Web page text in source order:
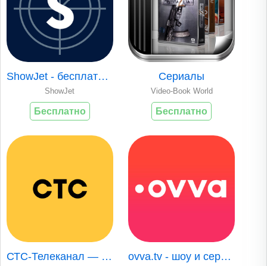
ShowJet - бесплатно лучшие сериалы онлайн в FullHD
ShowJet
Бесплатно
Сериалы
Video-Book World
Бесплатно
СТС-Телеканал — сериалы онлайн ovva.tv - шоу и сериалы 1+1